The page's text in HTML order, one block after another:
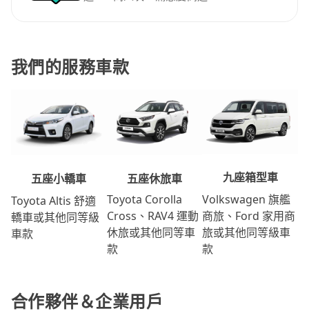
我們的服務車款
五座小轎車
Toyota Altis 舒適
轎車或其他同等級
車款
五座休旅車
Toyota Corolla
Cross、RAV4 運動
休旅或其他同等車
款
九座箱型車
Volkswagen 旗艦
商旅、Ford 家用商
旅或其他同等級車
款
合作夥伴＆企業用戶